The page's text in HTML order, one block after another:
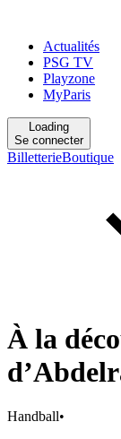
Actualités
PSG TV
Playzone
MyParis
Loading
Se connecter
BilletterieBoutique
À la
Handball•